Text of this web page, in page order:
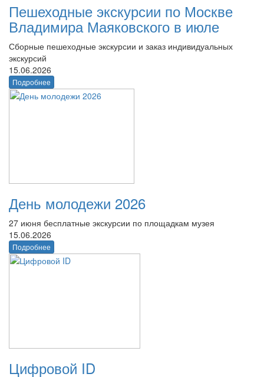
Пешеходные экскурсии по Москве
Владимира Маяковского в июле
Сборные пешеходные экскурсии и заказ индивидуальных
экскурсий
15.06.2026
Подробнее
День молодежи 2026
27 июня бесплатные экскурсии по площадкам музея
15.06.2026
Подробнее
Цифровой ID